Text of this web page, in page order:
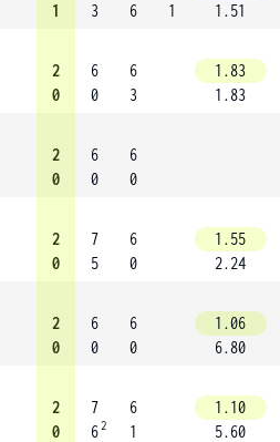
1
3
6
1
1.51
2
0
6
0
6
3
1.83
1.83
2
0
6
0
6
0
2
0
7
5
6
0
1.55
2.24
2
0
6
0
6
0
1.06
6.80
2
0
7
62
6
1
1.10
5.60